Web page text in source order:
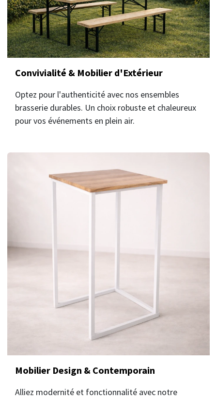
Convivialité & Mobilier d'Extérieur
Optez pour l'authenticité avec nos ensembles
brasserie durables. Un choix robuste et chaleureux
pour vos événements en plein air.
Mobilier Design & Contemporain
Alliez modernité et fonctionnalité avec notre